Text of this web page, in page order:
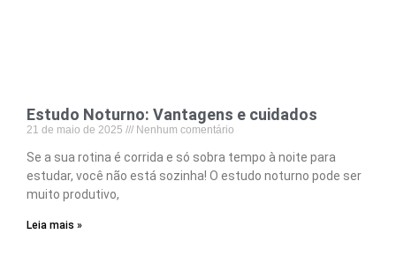
Estudo Noturno: Vantagens e cuidados
21 de maio de 2025 Nenhum comentário
Se a sua rotina é corrida e só sobra tempo à noite para
estudar, você não está sozinha! O estudo noturno pode ser
muito produtivo,
Leia mais »